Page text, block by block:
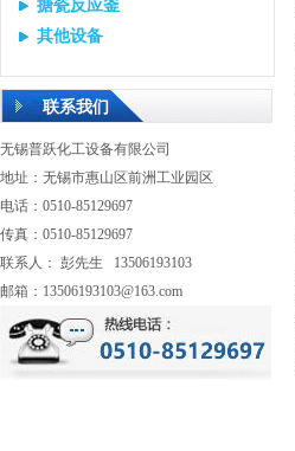
搪瓷反应釜
其他设备
联系我们
无锡普跃化工设备有限公司
地址：无锡市惠山区前洲工业园区
电话：0510-85129697
传真：0510-85129697
联系人： 彭先生 13506193103
邮箱：13506193103@163.com